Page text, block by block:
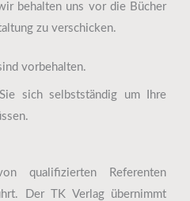
behalten uns vor die Bücher
zu verschicken.
vorbehalten.
sich selbstständig um Ihre
qualifizierten Referenten
Der TK Verlag übernimmt